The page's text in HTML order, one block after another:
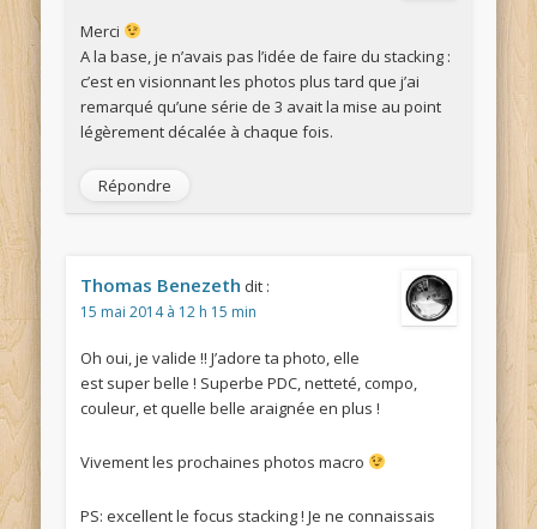
Merci
A la base, je n’avais pas l’idée de faire du stacking :
c’est en visionnant les photos plus tard que j’ai
remarqué qu’une série de 3 avait la mise au point
légèrement décalée à chaque fois.
Répondre
Thomas Benezeth dit :
15 mai 2014 à 12 h 15 min
Oh oui, je valide !! J’adore ta photo, elle
est super belle ! Superbe PDC, netteté, compo,
couleur, et quelle belle araignée en plus !
Vivement les prochaines photos macro
PS: excellent le focus stacking ! Je ne connaissais